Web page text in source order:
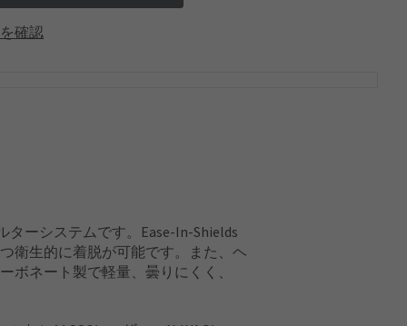
確認
ーシステムです。Ease-In-Shields
衛生的に着脱が可能です。また、ヘ
ボネート製で軽量、曇りにくく、